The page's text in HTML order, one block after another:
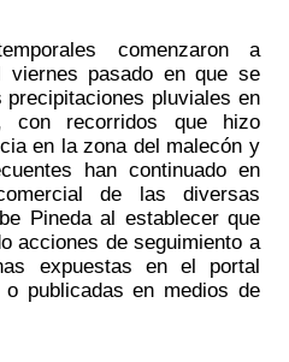
comenzaron a
viernes pasado en que se
pluviales en
recorridos que hizo
en la zona del malecón y
han continuado en
de las diversas
Pineda al establecer que
acciones de seguimiento a
o publicadas en medios de